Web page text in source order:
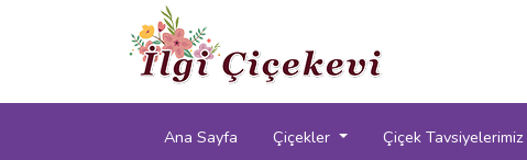
Ana Sayfa Çiçekler Çiçek Tavsiyelerimiz